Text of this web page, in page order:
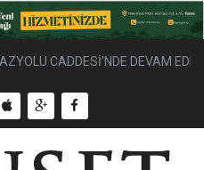
CADDESİ’NDE DEVAM